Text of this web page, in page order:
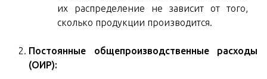
их распределение не зависит от того,
сколько продукции производится.
Постоянные общепроизводственные расходы
(ОИР):